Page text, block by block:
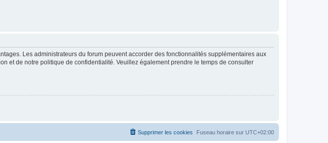
Les administrateurs du forum peuvent accorder des fonctionnalités supplémentaires aux
et de notre politique de confidentialité. Veuillez également prendre le temps de consulter
Fuseau horaire sur UTC+02:00
Supprimer les cookies